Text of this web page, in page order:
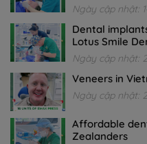
Ngày cập nhật:
Dental
Lotus Smile
Ngày cập nhật:
Veneers in
Ngày cập nhật:
Affordable
Zealanders